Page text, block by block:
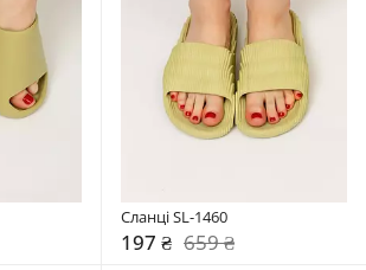
Сланці SL-1460
197 ₴ 659 ₴